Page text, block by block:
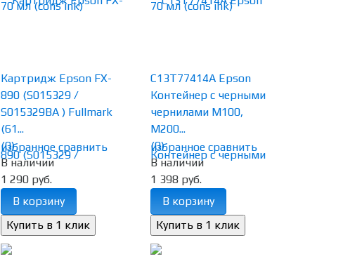
избранное сравнить
Картридж Epson FX-
890 (S015329 /
S015329BA ) Fullmark
(61...
(0)
В наличии
1 290 руб.
В корзину
избранное сравнить
C13T77414A Epson
Контейнер с черными
чернилами M100,
M200...
(0)
В наличии
1 398 руб.
В корзину